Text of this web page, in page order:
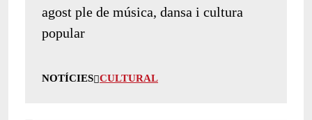
agost ple de música, dansa i cultura
popular
NOTÍCIES CULTURAL